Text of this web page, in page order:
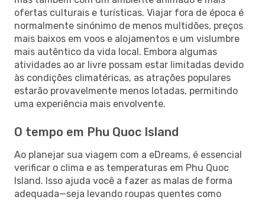
ofertas culturais e turísticas. Viajar fora de época é
normalmente sinónimo de menos multidões, preços
mais baixos em voos e alojamentos e um vislumbre
mais autêntico da vida local. Embora algumas
atividades ao ar livre possam estar limitadas devido
às condições climatéricas, as atrações populares
estarão provavelmente menos lotadas, permitindo
uma experiência mais envolvente.
O tempo em Phu Quoc Island
Ao planejar sua viagem com a eDreams, é essencial
verificar o clima e as temperaturas em Phu Quoc
Island. Isso ajuda você a fazer as malas de forma
adequada—seja levando roupas quentes como